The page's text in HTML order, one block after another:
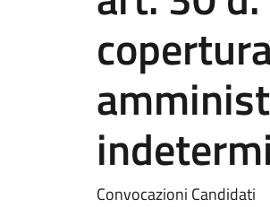
Convocazioni Candidati